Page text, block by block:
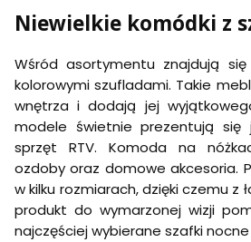
Niewielkie komódki z
Wśród asortymentu znajdują się
kolorowymi szufladami. Takie
wnętrza i dodają jej
modele świetnie prezentują
sprzęt RTV. Komoda na
ozdoby oraz domowe akcesoria.
w kilku rozmiarach, dzięki czemu z
produkt do wymarzonej wizji
najczęściej wybierane szafki nocne